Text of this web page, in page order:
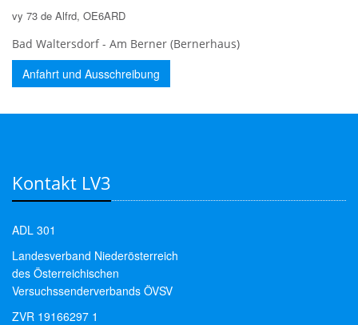
vy 73 de Alfrd, OE6ARD
Bad Waltersdorf - Am Berner (Bernerhaus)
Anfahrt und Ausschreibung
Kontakt LV3
ADL 301
Landesverband Niederösterreich
des Österreichischen
Versuchssenderverbands ÖVSV
ZVR 19166297 1